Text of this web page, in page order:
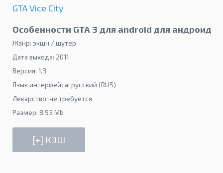
GTA Vice City
Особенности GTA 3 для android для андроид
Жанр: экшн / шутер
Дата выхода: 2011
Версия: 1.3
Язык интерфейса: русский (RUS)
Лекарство: не требуется
Размер: 8.93 Mb